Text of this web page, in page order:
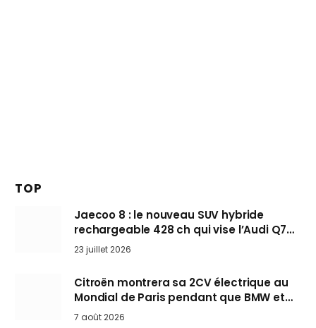
TOP
Jaecoo 8 : le nouveau SUV hybride
rechargeable 428 ch qui vise l’Audi Q7
arrive en Europe cet automne
23 juillet 2026
Citroën montrera sa 2CV électrique au
Mondial de Paris pendant que BMW et
Mini désertent le salon
7 août 2026